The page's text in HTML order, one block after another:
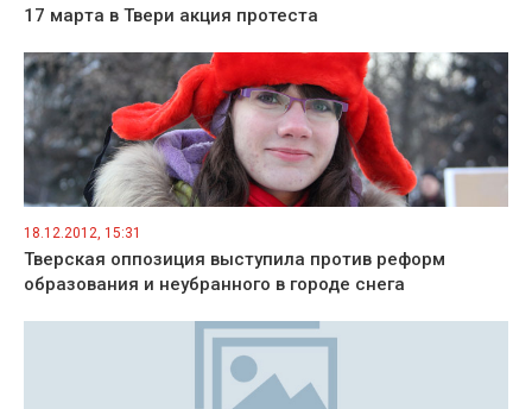
17 марта в Твери акция протеста
18.12.2012, 15:31
Тверская оппозиция выступила против реформ
образования и неубранного в городе снега